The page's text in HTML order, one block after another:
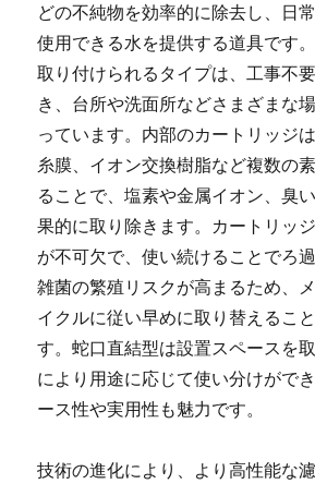
どの不純物を効率的に除去し、日
使用できる水を提供する道具です
取り付けられるタイプは、工事不
き、台所や洗面所などさまざまな
っています。内部のカートリッジ
糸膜、イオン交換樹脂など複数の
ることで、塩素や金属イオン、臭
果的に取り除きます。カートリッ
が不可欠で、使い続けることでろ
雑菌の繁殖リスクが高まるため、
イクルに従い早めに取り替えるこ
す。蛇口直結型は設置スペースを
により用途に応じて使い分けがで
ース性や実用性も魅力です。
技術の進化により、より高性能な